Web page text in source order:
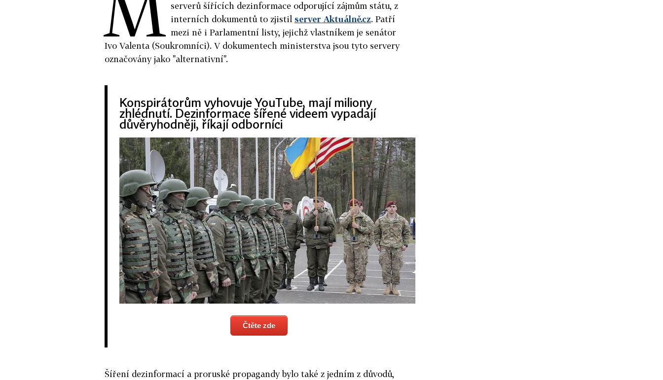
serverů šířících dezinformace odporující zájmům státu, z
interních dokumentů to zjistil server Aktuálně.cz. Patří
mezi ně i Parlamentní listy, jejichž vlastníkem je senátor
Ivo Valenta (Soukromníci). V dokumentech ministerstva jsou tyto servery
označovány jako "alternativní".
Konspirátorům vyhovuje YouTube, mají miliony
zhlédnutí. Dezinformace šířené videem vypadají
důvěryhodněji, říkají odborníci
Čtěte zde
Šíření dezinformací a proruské propagandy bylo také z jedním z důvodů,